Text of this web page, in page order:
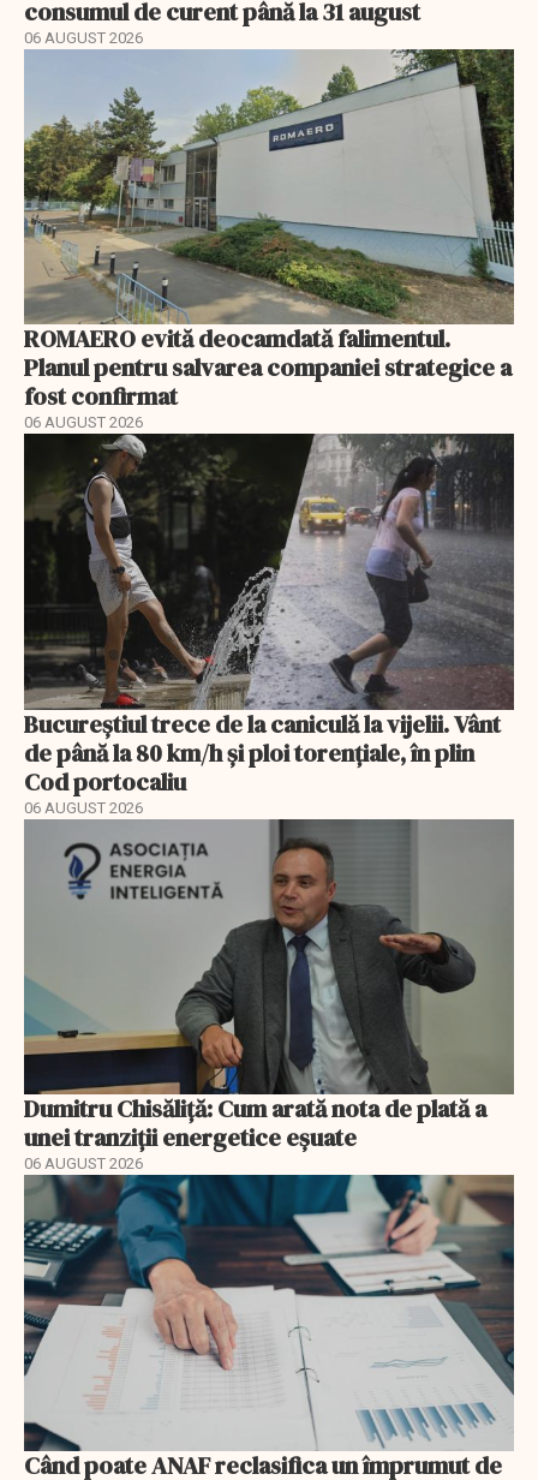
consumul de curent până la 31 august
06 AUGUST 2026
ROMAERO evită deocamdată falimentul.
Planul pentru salvarea companiei strategice a
fost confirmat
06 AUGUST 2026
Bucureștiul trece de la caniculă la vijelii. Vânt
de până la 80 km/h și ploi torențiale, în plin
Cod portocaliu
06 AUGUST 2026
Dumitru Chisăliță: Cum arată nota de plată a
unei tranziții energetice eșuate
06 AUGUST 2026
Când poate ANAF reclasifica un împrumut de